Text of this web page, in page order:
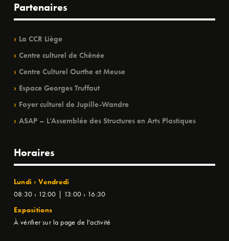
Partenaires
La CCR Liège
Centre culturel de Chênée
Centre Culturel Ourthe et Meuse
Espace Georges Truffaut
Foyer culturel de Jupille-Wandre
ASAP – L’Assemblée des Structures en Arts Plastiques
Horaires
Lundi › Vendredi
08:30 › 12:00 | 13:00 › 16:30
Expositions
À vérifier sur la page de l'activité